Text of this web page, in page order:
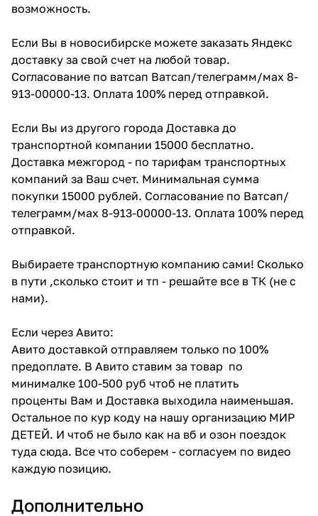
возможность.
Если Вы в новосибирске можете заказать Яндекс
доставку за свой счет на любой товар.
Согласование по ватсап Ватсап/телеграмм/мах 8-
913-00000-13. Оплата 100% перед отправкой.
Если Вы из другого города Доставка до
транспортной компании 15000 бесплатно.
Доставка межгород - по тарифам транспортных
компаний за Ваш счет. Минимальная сумма
покупки 15000 рублей. Согласование по Ватсап/
телеграмм/мах 8-913-00000-13. Оплата 100% перед
отправкой.
Выбираете транспортную компанию сами! Сколько
в пути ,сколько стоит и тп - решайте все в ТК (не с
нами).
Если через Авито:
Авито доставкой отправляем только по 100%
предоплате. В Авито ставим за товар по
минималке 100-500 руб чтоб не платить
проценты Вам и Доставка выходила наименьшая.
Остальное по кур коду на нашу организацию МИР
ДЕТЕЙ. И чтоб не было как на вб и озон поездок
туда сюда. Все что соберем - согласуем по видео
каждую позицию.
Дополнительно